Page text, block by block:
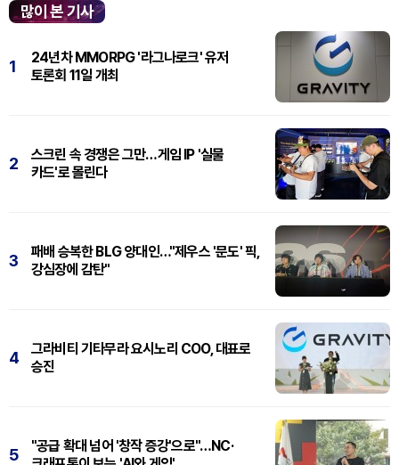
많이 본 기사
1
24년차 MMORPG '라그나로크' 유저
토론회 11일 개최
2
스크린 속 경쟁은 그만…게임 IP '실물
카드'로 몰린다
3
패배 승복한 BLG 양대인…"제우스 '문도' 픽,
강심장에 감탄"
4
그라비티 기타무라 요시노리 COO, 대표로
승진
5
"공급 확대 넘어 '창작 증강'으로"…NC·